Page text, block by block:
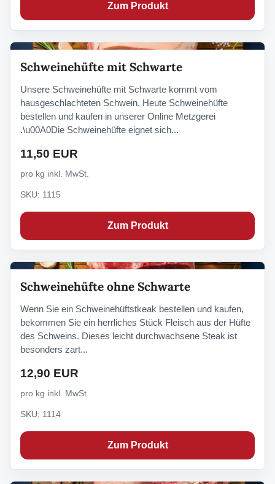
Zum Produkt
Schweinehüfte mit Schwarte
Unsere Schweinehüfte mit Schwarte kommt vom
hausgeschlachteten Schwein. Heute Schweinehüfte
bestellen und kaufen in unserer Online Metzgerei
.\u00A0Die Schweinehüfte eignet sich...
11,50 EUR
pro kg inkl. MwSt.
SKU: 1115
Zum Produkt
Schweinehüfte ohne Schwarte
Wenn Sie ein Schweinehüftstkeak bestellen und kaufen,
bekommen Sie ein herrliches Stück Fleisch aus der Hüfte
des Schweins. Dieses leicht durchwachsene Steak ist
besonders zart...
12,90 EUR
pro kg inkl. MwSt.
SKU: 1114
Zum Produkt